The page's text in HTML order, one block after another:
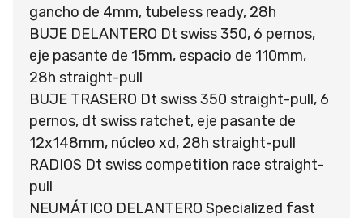
gancho de 4mm, tubeless ready, 28h
BUJE DELANTERO Dt swiss 350, 6 pernos,
eje pasante de 15mm, espacio de 110mm,
28h straight-pull
BUJE TRASERO Dt swiss 350 straight-pull, 6
pernos, dt swiss ratchet, eje pasante de
12x148mm, núcleo xd, 28h straight-pull
RADIOS Dt swiss competition race straight-
pull
NEUMÁTICO DELANTERO Specialized fast